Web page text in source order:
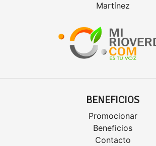
Martínez
BENEFICIOS
Promocionar
Beneficios
Contacto